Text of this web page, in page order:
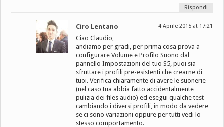
Rispondi
Ciro Lentano 4 Aprile 2015 at 17:21
Ciao Claudio,
andiamo per gradi, per prima cosa prova a
configurare Volume e Profilo Suono dal
pannello Impostazioni del tuo S5, puoi sia
sfruttare i profili pre-esistenti che crearne di
tuoi. Verifica chiaramente di avere le suonerie
(nel caso tua abbia fatto accidentalmente
pulizia dei files audio) ed esegui qualche test
cambiando i diversi profili, in modo da vedere
se ci sono variazioni oppure per tutti vedi lo
stesso comportamento.